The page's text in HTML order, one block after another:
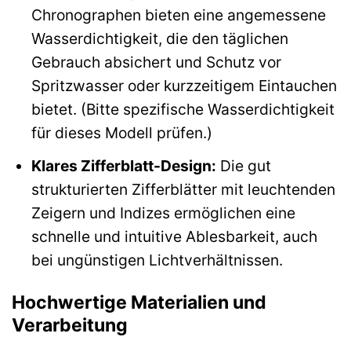
Chronographen bieten eine angemessene
Wasserdichtigkeit, die den täglichen
Gebrauch absichert und Schutz vor
Spritzwasser oder kurzzeitigem Eintauchen
bietet. (Bitte spezifische Wasserdichtigkeit
für dieses Modell prüfen.)
Klares Zifferblatt-Design: Die gut
strukturierten Zifferblätter mit leuchtenden
Zeigern und Indizes ermöglichen eine
schnelle und intuitive Ablesbarkeit, auch
bei ungünstigen Lichtverhältnissen.
Hochwertige Materialien und
Verarbeitung